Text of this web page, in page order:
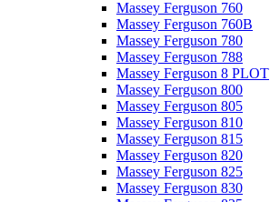
Massey Ferguson 760
Massey Ferguson 760B
Massey Ferguson 780
Massey Ferguson 788
Massey Ferguson 8 PLOT
Massey Ferguson 800
Massey Ferguson 805
Massey Ferguson 810
Massey Ferguson 815
Massey Ferguson 820
Massey Ferguson 825
Massey Ferguson 830